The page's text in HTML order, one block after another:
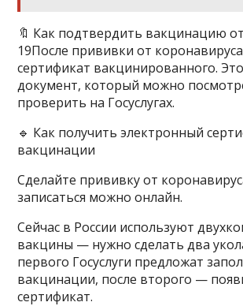
🔖 Как подтвердить вакцинацию
19После прививки от
сертификат вакцинированного.
документ, который можно
проверить на Госуслугах.
🔹 Как получить электронный
вакцинации
Сделайте прививку от
записаться можно онлайн.
Сейчас в России используют
вакцины — нужно сделать два
первого Госуслуги предложат
вакцинации, после второго —
сертификат.